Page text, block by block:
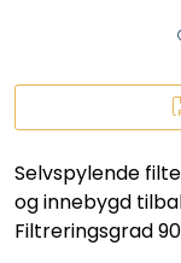
Selvspylende
og innebygd
Filtreringsgrad 90
Aktuelt
Om oss